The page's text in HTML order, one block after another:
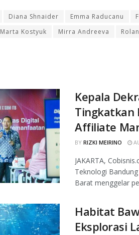
Diana Shnaider Emma Raducanu
Marta Kostyuk Mirra Andreeva
Kepala
Tingkatkan
Affiliate
BY RIZKI MEIRINO
JAKARTA,
Teknologi
Barat menggelar
Habitat
Eksplorasi